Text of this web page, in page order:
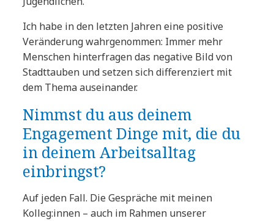
Ich habe in den letzten Jahren eine positive
Veränderung wahrgenommen: Immer mehr
Menschen hinterfragen das negative Bild von
Stadttauben und setzen sich differenziert mit
dem Thema auseinander.
Nimmst du aus deinem
Engagement Dinge mit, die du
in deinem Arbeitsalltag
einbringst?
Auf jeden Fall. Die Gespräche mit meinen
Kolleg:innen – auch im Rahmen unserer